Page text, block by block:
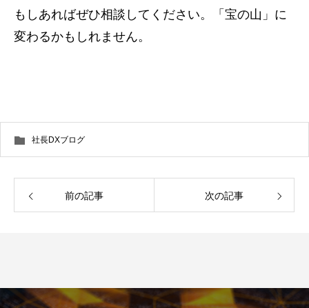
もしあればぜひ相談してください。「宝の山」に
変わるかもしれません。
社長DXブログ
前の記事 次の記事